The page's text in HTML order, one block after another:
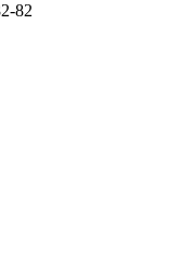
82